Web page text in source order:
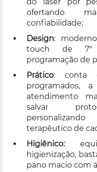
ofertando
confiabilidade;
Design:
touch de 7"
programação de
Prático: conta
programados,
atendimento
salvar
terapêutico de
Higiênico:
higienização,
pano macio com